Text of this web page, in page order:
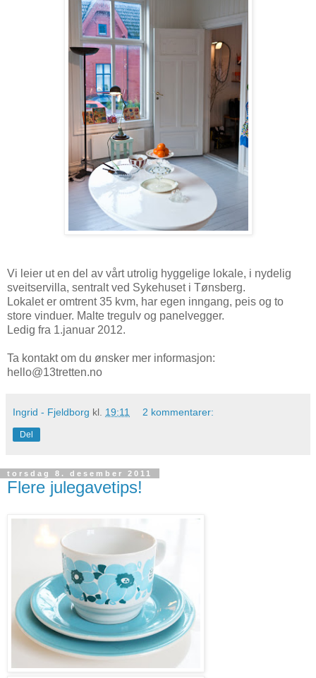
Vi leier ut en del av vårt utrolig hyggelige lokale, i nydelig
sveitservilla, sentralt ved Sykehuset i Tønsberg.
Lokalet er omtrent 35 kvm, har egen inngang, peis og to
store vinduer. Malte tregulv og panelvegger.
Ledig fra 1.januar 2012.
Ta kontakt om du ønsker mer informasjon:
hello@13tretten.no
Ingrid - Fjeldborg kl. 19:11 2 kommentarer:
Del
torsdag 8. desember 2011
Flere julegavetips!